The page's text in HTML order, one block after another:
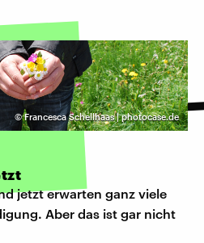
©Francesca Schellhaas | photocase.de
jetzt erwarten ganz viele
Aber das ist gar nicht